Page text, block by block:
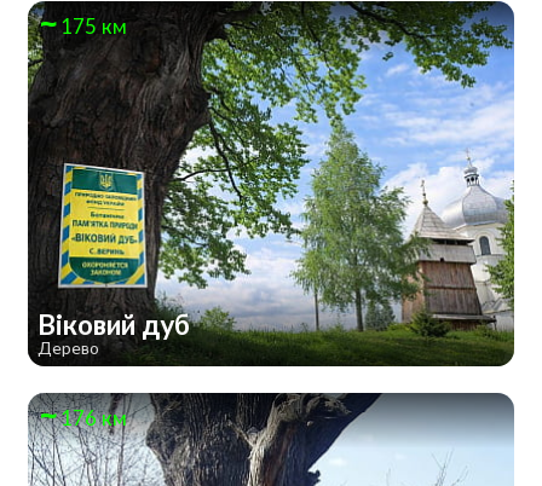
175 км
Віковий дуб
Дерево
176 км